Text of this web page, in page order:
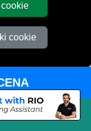
cookie
Z